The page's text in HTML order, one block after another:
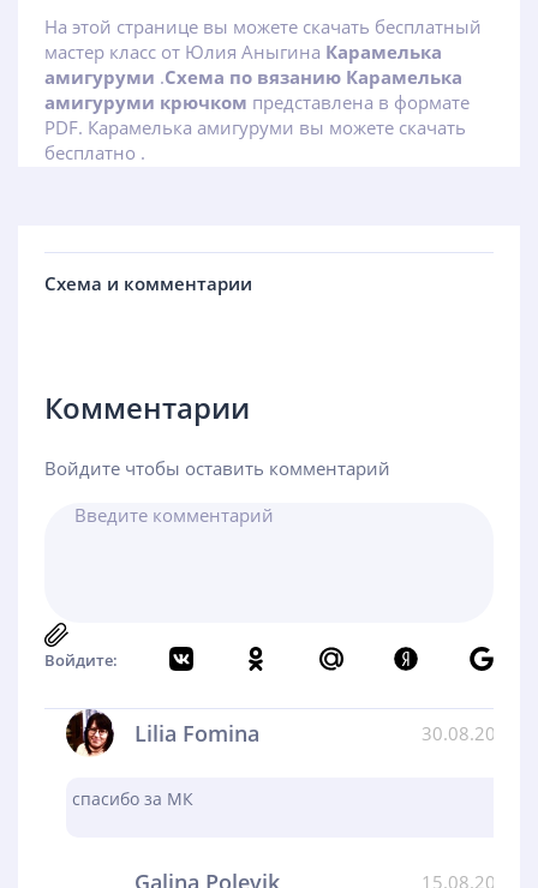
На этой странице вы можете скачать бесплатный
мастер класс от Юлия Аныгина Карамелька
амигуруми .Схема по вязанию Карамелька
амигуруми крючком представлена в формате
PDF. Карамелька амигуруми вы можете скачать
бесплатно .
Схема и комментарии
Комментарии
Войдите чтобы оставить комментарий
Войдите:
Lilia Fomina 30.08.2024
спасибо за МК
Galina Polevik 15.08.2024